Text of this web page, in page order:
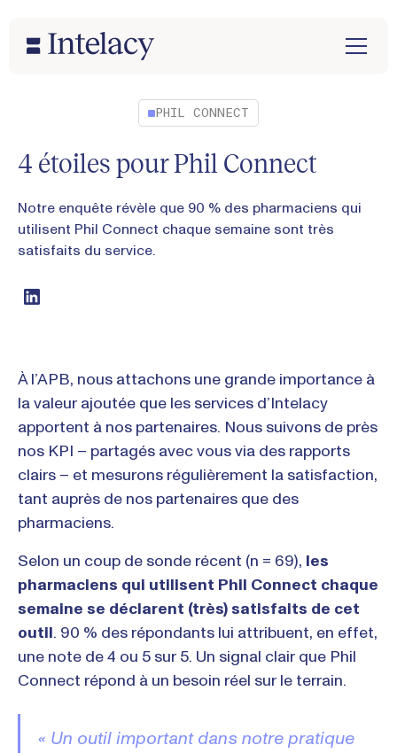
PHIL CONNECT
4 étoiles pour Phil Connect
Notre enquête révèle que 90 % des pharmaciens qui
utilisent Phil Connect chaque semaine sont très
satisfaits du service.
À l’APB, nous attachons une grande importance à
la valeur ajoutée que les services d’Intelacy
apportent à nos partenaires. Nous suivons de près
nos KPI – partagés avec vous via des rapports
clairs – et mesurons régulièrement la satisfaction,
tant auprès de nos partenaires que des
pharmaciens.
Selon un coup de sonde récent (n = 69), les
pharmaciens qui utilisent Phil Connect chaque
semaine se déclarent (très) satisfaits de cet
outil. 90 % des répondants lui attribuent, en effet,
une note de 4 ou 5 sur 5. Un signal clair que Phil
Connect répond à un besoin réel sur le terrain.
« Un outil important dans notre pratique